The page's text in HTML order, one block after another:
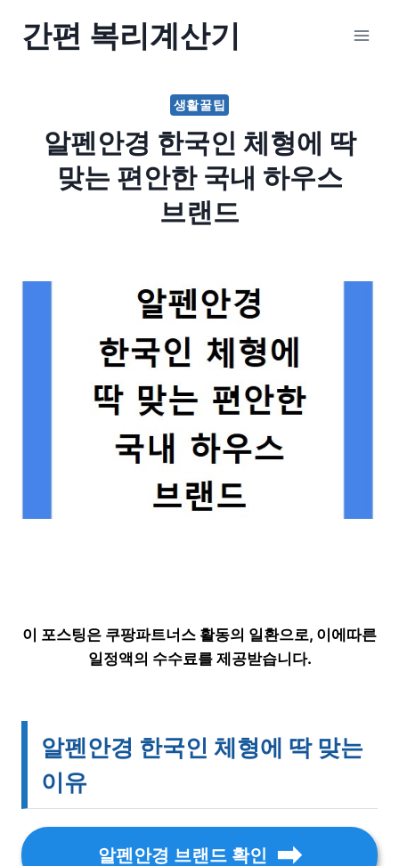
간편 복리계산기
생활꿀팁
알펜안경 한국인 체형에 딱
맞는 편안한 국내 하우스
브랜드
이 포스팅은 쿠팡파트너스 활동의 일환으로, 이에따른
일정액의 수수료를 제공받습니다.
알펜안경 한국인 체형에 딱 맞는
이유
알펜안경 브랜드 확인